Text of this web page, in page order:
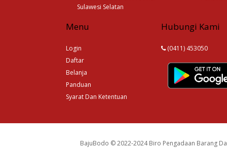
Sulawesi Selatan
Menu
Login
Daftar
Belanja
Panduan
Syarat Dan Ketentuan
Hubungi Kami
(0411) 453050
BajuBodo © 2022-2024 Biro Pengadaan Barang